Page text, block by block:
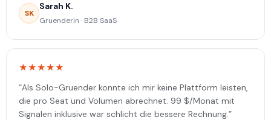
SK
Sarah K.
Gruenderin · B2B SaaS
★★★★★
“Als Solo-Gruender konnte ich mir keine Plattform leisten,
die pro Seat und Volumen abrechnet. 99 $/Monat mit
Signalen inklusive war schlicht die bessere Rechnung.”